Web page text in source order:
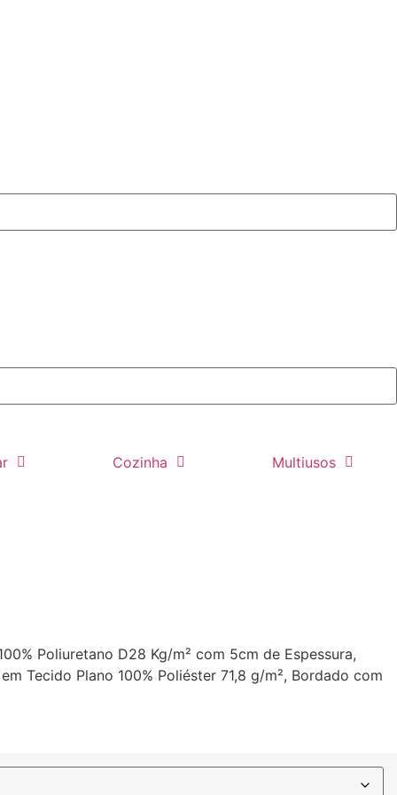
Cozinha Multiusos
Poliuretano D28 Kg/m² com 5cm de Espessura,
Tecido Plano 100% Poliéster 71,8 g/m², Bordado com